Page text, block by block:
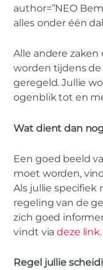
author=”NEO
alles onder één
Alle andere
worden tijdens
geregeld. Jullie
ogenblik tot en
Wat dient dan
Een goed beeld
moet worden,
Als jullie specifiek
regeling van de
zich goed
vindt viadeze link.
Regel jullie